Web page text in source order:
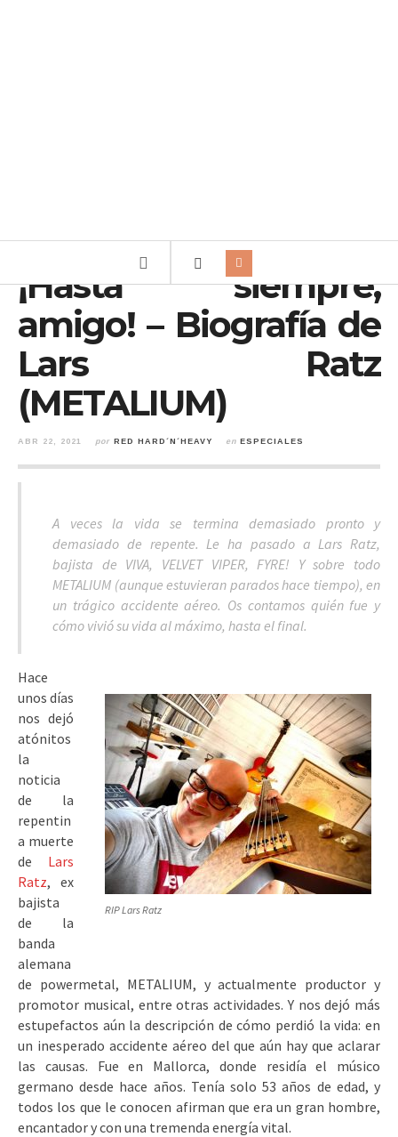
¡Hasta siempre,
amigo! – Biografía de
Lars Ratz
(METALIUM)
ABR 22, 2021 por RED HARD´N´HEAVY en ESPECIALES
A veces la vida se termina demasiado pronto y
demasiado de repente. Le ha pasado a Lars Ratz,
bajista de VIVA, VELVET VIPER, FYRE! Y sobre todo
METALIUM (aunque estuvieran parados hace tiempo), en
un trágico accidente aéreo. Os contamos quién fue y
cómo vivió su vida al máximo, hasta el final.
RIP Lars Ratz
Hace
unos días
nos dejó
atónitos
la
noticia
de la
repentin
a muerte
de Lars
Ratz, ex
bajista
de la
banda
alemana
de powermetal, METALIUM, y actualmente productor y
promotor musical, entre otras actividades. Y nos dejó más
estupefactos aún la descripción de cómo perdió la vida: en
un inesperado accidente aéreo del que aún hay que aclarar
las causas. Fue en Mallorca, donde residía el músico
germano desde hace años. Tenía solo 53 años de edad, y
todos los que le conocen afirman que era un gran hombre,
encantador y con una tremenda energía vital.